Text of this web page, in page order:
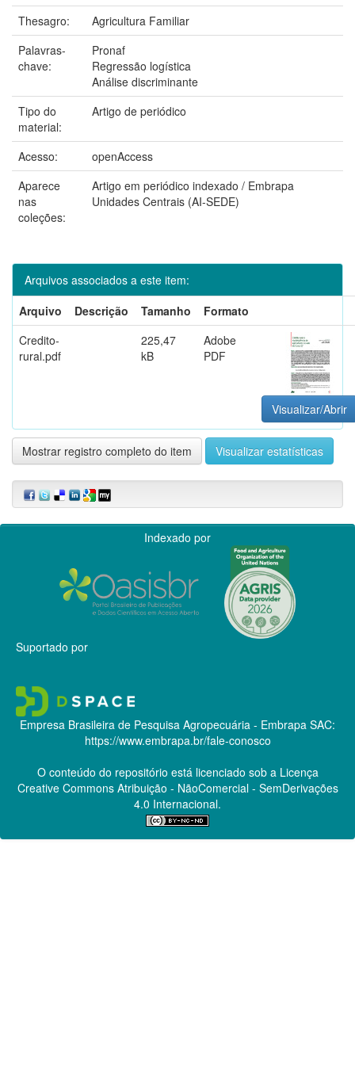
Thesagro:
Agricultura Familiar
Palavras-
chave:
Pronaf
Regressão logística
Análise discriminante
Tipo do
material:
Artigo de periódico
Acesso:
openAccess
Aparece
nas
coleções:
Artigo em periódico indexado / Embrapa
Unidades Centrais (AI-SEDE)
Arquivos associados a este item:
Arquivo
Descrição Tamanho
Formato
Credito-
rural.pdf
225,47
kB
Adobe
PDF
Visualizar/Abrir
Mostrar registro completo do item Visualizar estatísticas
Indexado por
Suportado por
Empresa Brasileira de Pesquisa Agropecuária - Embrapa SAC:
https://www.embrapa.br/fale-conosco
O conteúdo do repositório está licenciado sob a Licença
Creative CommonsAtribuição - NãoComercial - SemDerivações
4.0 Internacional.